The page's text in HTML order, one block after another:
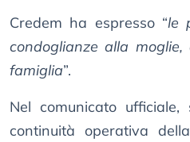
Credem ha espresso “le
condoglianze alla
famiglia”.
Nel comunicato
continuità operativa